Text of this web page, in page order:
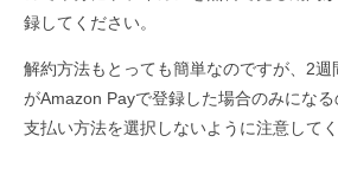
録してください。
解約方法もとっても簡単なのですが、2
がAmazon Payで登録した場合のみにな
支払い方法を選択しないように注意してく